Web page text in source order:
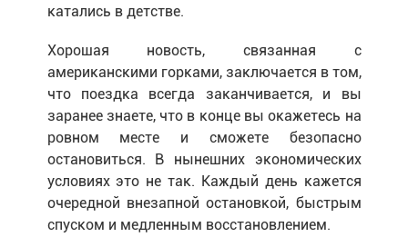
катались в детстве.
Хорошая новость, связанная с
американскими горками, заключается в том,
что поездка всегда заканчивается, и вы
заранее знаете, что в конце вы окажетесь на
ровном месте и сможете безопасно
остановиться. В нынешних экономических
условиях это не так. Каждый день кажется
очередной внезапной остановкой, быстрым
спуском и медленным восстановлением.